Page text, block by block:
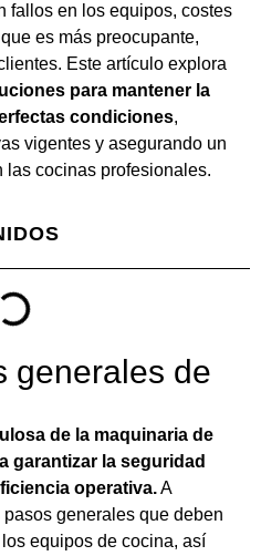
fallos en los equipos, costes
es más preocupante,
Este artículo explora
para mantener la
condiciones,
vigentes y asegurando un
las cocinas profesionales.
generales de
de la maquinaria de
garantizar la seguridad
operativa.A
generales que deben
equipos de cocina, así